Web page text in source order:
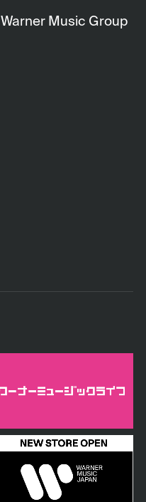
Warner Music Group